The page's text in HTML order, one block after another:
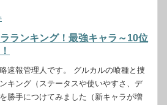
ランキング！最強キャラ～10位
速報管理人です。 グルカルの喰種と捜
キング（ステータスや使いやすさ、デ
勝手につけてみました（新キャラが増